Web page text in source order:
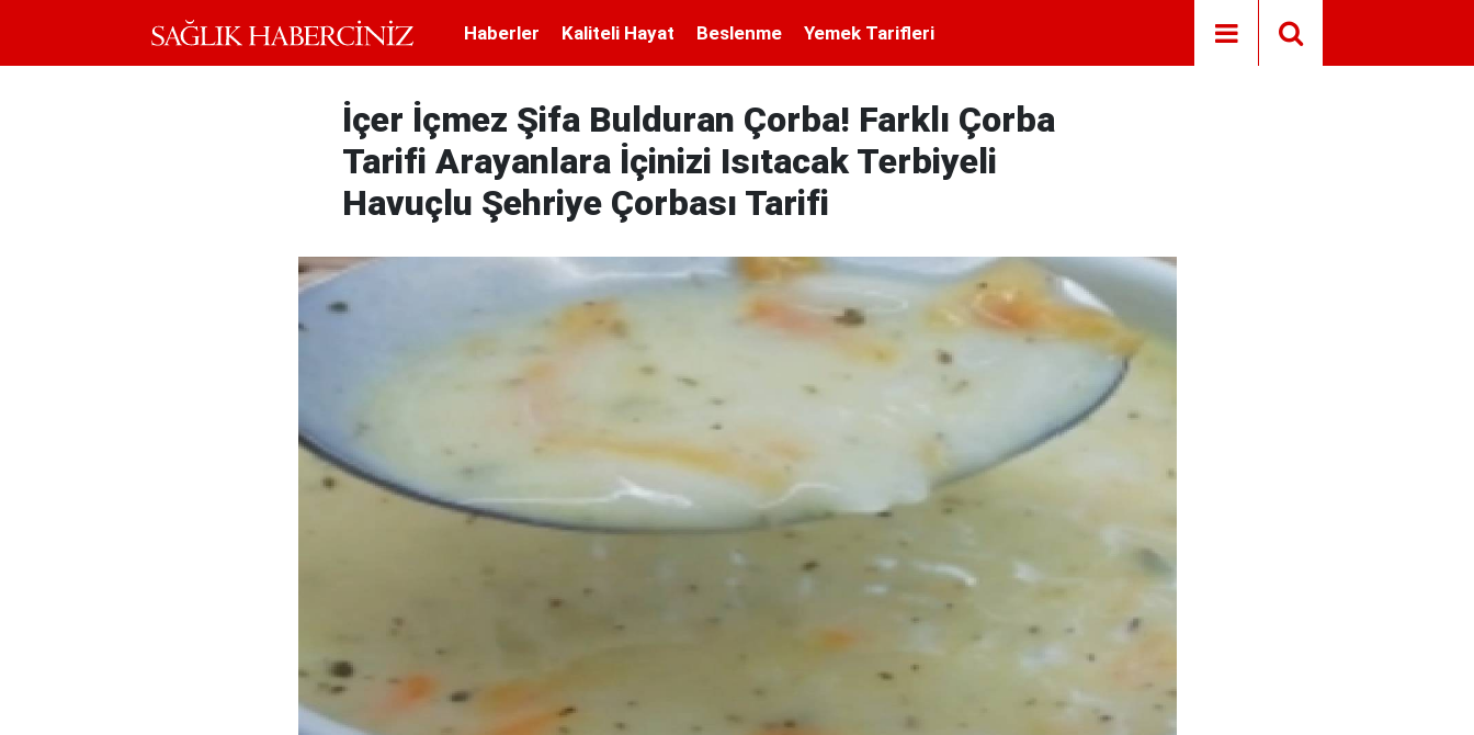
Haberler Kaliteli Hayat Beslenme Yemek Tarifleri
İçer İçmez Şifa Bulduran Çorba! Farklı Çorba
Tarifi Arayanlara İçinizi Isıtacak Terbiyeli
Havuçlu Şehriye Çorbası Tarifi